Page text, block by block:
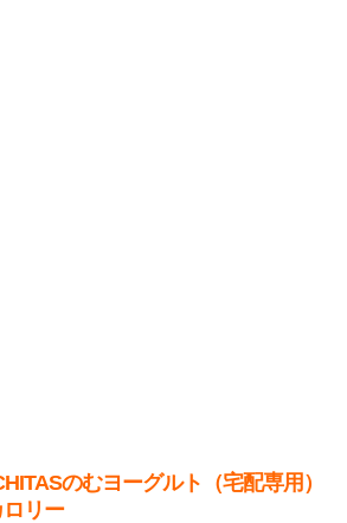
のむヨーグルト（宅配専用）
リー